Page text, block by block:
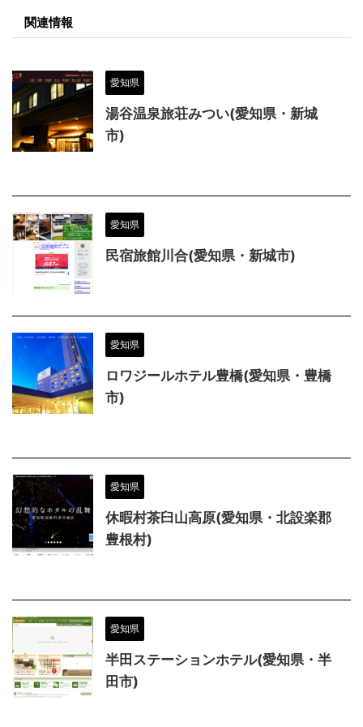
関連情報
愛知県
湯谷温泉旅荘みつい(愛知県・新城
市)
愛知県
民宿旅館川合(愛知県・新城市)
愛知県
ロワジールホテル豊橋(愛知県・豊橋
市)
愛知県
休暇村茶臼山高原(愛知県・北設楽郡
豊根村)
愛知県
半田ステーションホテル(愛知県・半
田市)